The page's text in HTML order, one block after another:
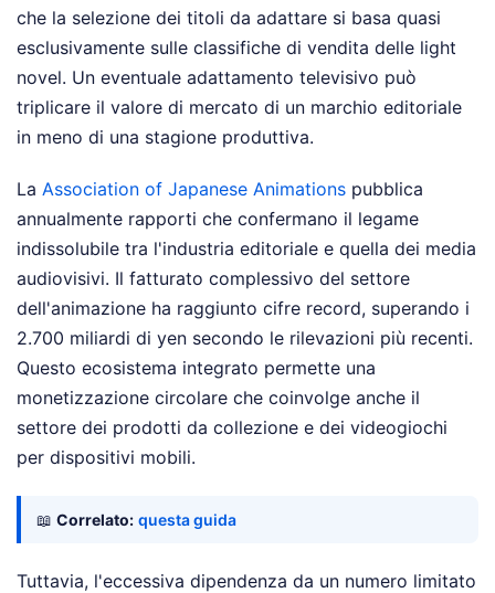
che la selezione dei titoli da adattare si basa quasi
esclusivamente sulle classifiche di vendita delle light
novel. Un eventuale adattamento televisivo può
triplicare il valore di mercato di un marchio editoriale
in meno di una stagione produttiva.
La Association of Japanese Animations pubblica
annualmente rapporti che confermano il legame
indissolubile tra l'industria editoriale e quella dei media
audiovisivi. Il fatturato complessivo del settore
dell'animazione ha raggiunto cifre record, superando i
2.700 miliardi di yen secondo le rilevazioni più recenti.
Questo ecosistema integrato permette una
monetizzazione circolare che coinvolge anche il
settore dei prodotti da collezione e dei videogiochi
per dispositivi mobili.
📖 Correlato: questa guida
Tuttavia, l'eccessiva dipendenza da un numero limitato